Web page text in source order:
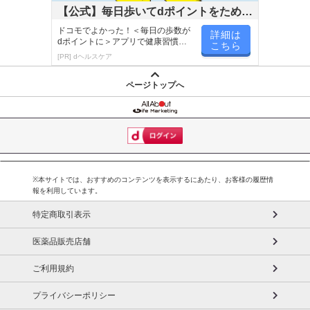
【公式】毎日歩いてdポイントをためよ
う！
ドコモでよかった！＜毎日の歩数が
dポイントに＞アプリで健康習慣が
楽しく続く！
[PR] dヘルスケア
詳細は
こちら
ページトップへ
※本サイトでは、おすすめのコンテンツを表示するにあたり、お客様の履歴情
報を利用しています。
特定商取引表示
医薬品販売店舗
ご利用規約
プライバシーポリシー